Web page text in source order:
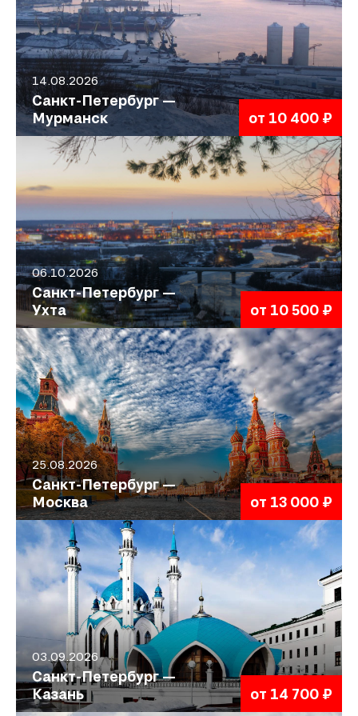
14.08.2026
Санкт-Петербург —
Мурманск
от 10 400 ₽
06.10.2026
Санкт-Петербург —
Ухта
от 10 500 ₽
25.08.2026
Санкт-Петербург —
Москва
от 13 000 ₽
03.09.2026
Санкт-Петербург —
Казань
от 14 700 ₽